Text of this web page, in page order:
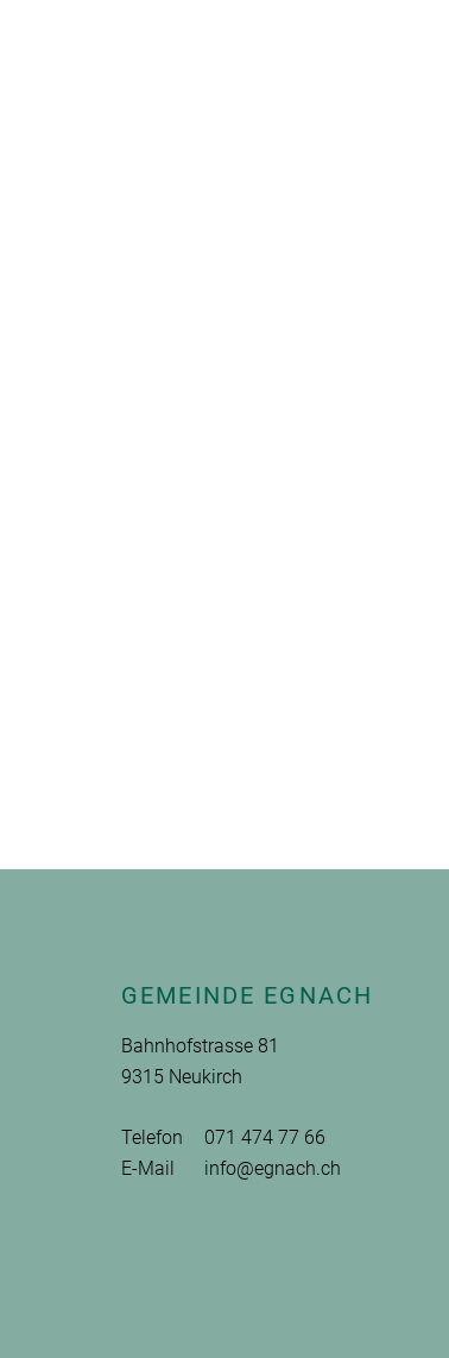
Fusszeile
GEMEINDE EGNACH
Bahnhofstrasse 81
9315 Neukirch
Telefon
071 474 77 66
E-Mail
info@egnach.ch